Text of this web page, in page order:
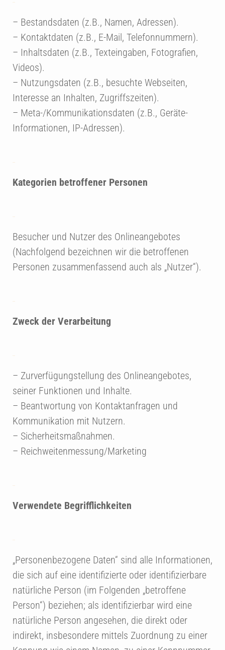
– Bestandsdaten (z.B., Namen, Adressen).
– Kontaktdaten (z.B., E-Mail, Telefonnummern).
– Inhaltsdaten (z.B., Texteingaben, Fotografien,
Videos).
– Nutzungsdaten (z.B., besuchte Webseiten,
Interesse an Inhalten, Zugriffszeiten).
– Meta-/Kommunikationsdaten (z.B., Geräte-
Informationen, IP-Adressen).
Kategorien betroffener Personen
Besucher und Nutzer des Onlineangebotes
(Nachfolgend bezeichnen wir die betroffenen
Personen zusammenfassend auch als „Nutzer“).
Zweck der Verarbeitung
– Zurverfügungstellung des Onlineangebotes,
seiner Funktionen und Inhalte.
– Beantwortung von Kontaktanfragen und
Kommunikation mit Nutzern.
– Sicherheitsmaßnahmen.
– Reichweitenmessung/Marketing
Verwendete Begrifflichkeiten
„Personenbezogene Daten“ sind alle Informationen,
die sich auf eine identifizierte oder identifizierbare
natürliche Person (im Folgenden „betroffene
Person“) beziehen; als identifizierbar wird eine
natürliche Person angesehen, die direkt oder
indirekt, insbesondere mittels Zuordnung zu einer